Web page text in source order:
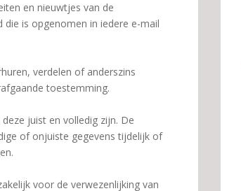
en nieuwtjes van de
die is opgenomen in iedere e-mail
verdelen of anderszins
toestemming.
juist en volledig zijn. De
of onjuiste gegevens tijdelijk of
voor de verwezenlijking van